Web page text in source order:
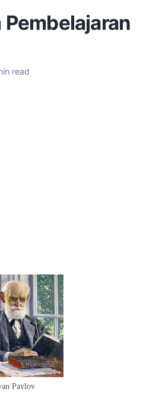
Pembelajaran
read
Pavlov